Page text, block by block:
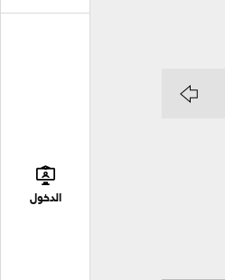
الدخول